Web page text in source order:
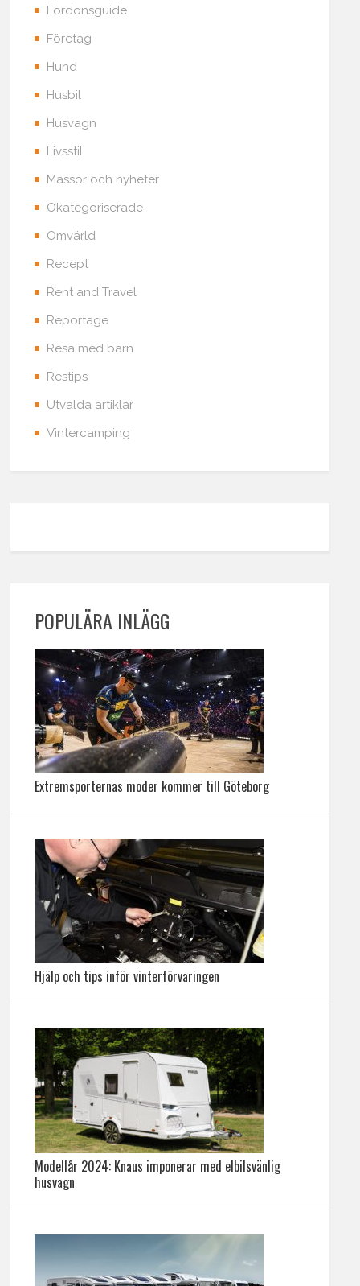
Fordonsguide
Företag
Hund
Husbil
Husvagn
Livsstil
Mässor och nyheter
Okategoriserade
Omvärld
Recept
Rent and Travel
Reportage
Resa med barn
Restips
Utvalda artiklar
Vintercamping
POPULÄRA INLÄGG
Extremsporternas moder kommer till Göteborg
Hjälp och tips inför vinterförvaringen
Modellår 2024: Knaus imponerar med elbilsvänlig
husvagn